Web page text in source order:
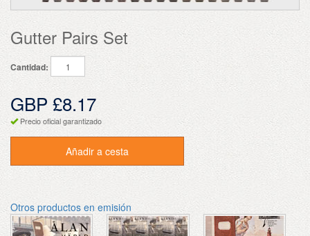
Gutter Pairs Set
Cantidad:
GBP £8.17
Precio oficial garantizado
Añadir a cesta
Otros productos en emisión